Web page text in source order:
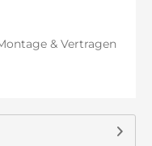
& Vertragen